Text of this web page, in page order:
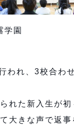
学園
われ、3校合わ
れた新入生が初
大きな声で返事